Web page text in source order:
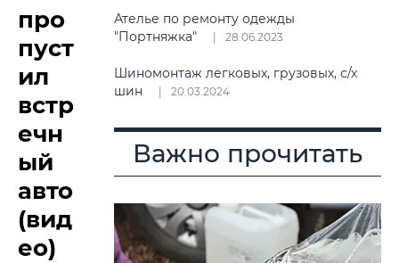
про
пуст
ил
встр
ечн
ый
авто
(вид
ео)
Ателье по ремонту одежды
"Портняжка"
28.06.2023
Шиномонтаж легковых, грузовых, с/х
шин
20.03.2024
Важно прочитать